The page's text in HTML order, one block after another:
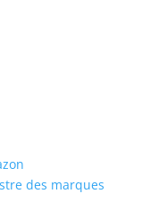
des marques